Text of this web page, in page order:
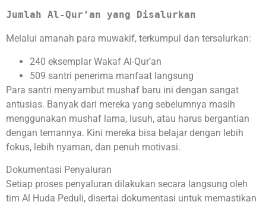
Jumlah Al-Qur’an yang Disalurkan
Melalui amanah para muwakif, terkumpul dan tersalurkan:
240 eksemplar Wakaf Al-Qur’an
509 santri penerima manfaat langsung
Para santri menyambut mushaf baru ini dengan sangat
antusias. Banyak dari mereka yang sebelumnya masih
menggunakan mushaf lama, lusuh, atau harus bergantian
dengan temannya. Kini mereka bisa belajar dengan lebih
fokus, lebih nyaman, dan penuh motivasi.
Dokumentasi Penyaluran
Setiap proses penyaluran dilakukan secara langsung oleh
tim Al Huda Peduli, disertai dokumentasi untuk memastikan